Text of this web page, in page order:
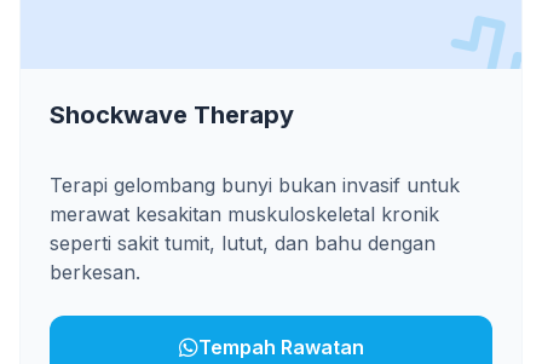
Shockwave Therapy
Terapi gelombang bunyi bukan invasif untuk
merawat kesakitan muskuloskeletal kronik
seperti sakit tumit, lutut, dan bahu dengan
berkesan.
Tempah Rawatan